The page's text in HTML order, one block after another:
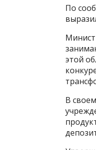
По
этой
В